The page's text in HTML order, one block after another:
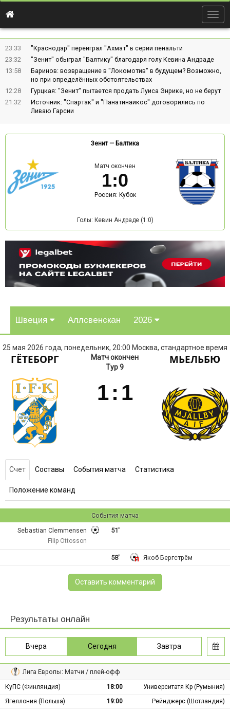
23:33
"Краснодар" переиграл "Ахмат" в серии пенальти
23:32
"Зенит" обыграл "Балтику" благодаря голу Кевина Андраде
13:58
Баринов: возвращение в "Локомотив" в будущем? Возможно,
но при определённых обстоятельствах
12:28
Гурцкая: "Зенит" пытается продать Луиса Энрике, но не берут
21:32
Источник: "Спартак" и "Панатинаикос" договорились по
Ливаю Гарсии
Зенит— Балтика
Матч окончен
1:0
Россия: Кубок
Голы: Кевин Андраде (1:0)
Швеция Аллсвенскан 2026
25 мая 2026 года, понедельник, 20:00 Москва, стандартное время
ГЁТЕБОРГ
Матч окончен
Тур 9
1: 1
МЬЕЛЬБЮ
Счет Составы События матча Статистика
Положение команд
События матча
51'
Sebastian Clemmensen
Filip Ottosson
58' Якоб Бергстрём
Оставить комментарий
Результаты онлайн
Вчера Сегодня Завтра
Лига Европы: Матчи / плей-офф
КуПС (Финляндия) 18:00
Университатя Кр (Румыния)
Ягеллония (Польша)
19:00
Рейнджерс (Шотландия)